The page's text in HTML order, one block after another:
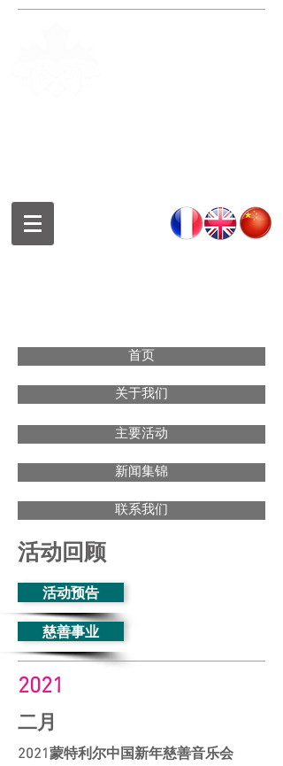
首页
关于我们
主要活动
新闻集锦
联系我们
活动回顾
活动预告
慈善事业
2021
二月
2021蒙特利尔中国新年慈善音乐会